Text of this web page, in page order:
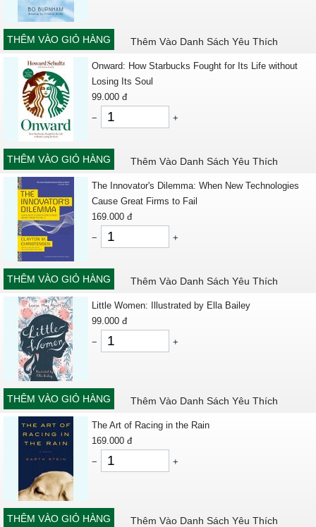
THÊM VÀO GIỎ HÀNG Thêm Vào Danh Sách Yêu Thích
Onward: How Starbucks Fought for Its Life without
Losing Its Soul
99.000 đ
−
+
THÊM VÀO GIỎ HÀNG Thêm Vào Danh Sách Yêu Thích
The Innovator's Dilemma: When New Technologies
Cause Great Firms to Fail
169.000 đ
−
+
THÊM VÀO GIỎ HÀNG Thêm Vào Danh Sách Yêu Thích
Little Women: Illustrated by Ella Bailey
99.000 đ
−
+
THÊM VÀO GIỎ HÀNG Thêm Vào Danh Sách Yêu Thích
The Art of Racing in the Rain
169.000 đ
−
+
THÊM VÀO GIỎ HÀNG Thêm Vào Danh Sách Yêu Thích